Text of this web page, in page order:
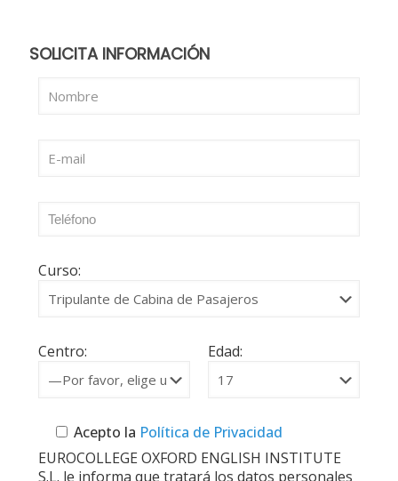
SOLICITA INFORMACIÓN
Curso:
Centro: Edad:
Acepto la Política de Privacidad
EUROCOLLEGE OXFORD ENGLISH INSTITUTE
S.L. le informa que tratará los datos personales